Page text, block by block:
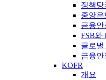
정책
중앙은
금융안
FSB와
글로벌
금융안
KOFR
개요